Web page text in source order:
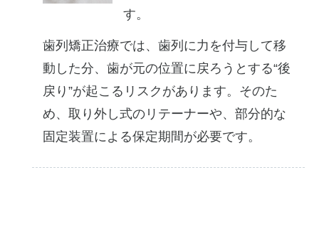
す。
歯列矯正治療では、歯列に力を付与して移
動した分、歯が元の位置に戻ろうとする“後
戻り”が起こるリスクがあります。そのた
め、取り外し式のリテーナーや、部分的な
固定装置による保定期間が必要です。